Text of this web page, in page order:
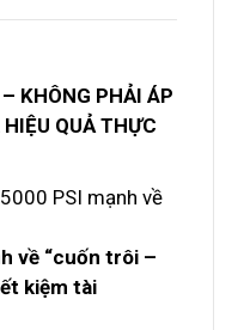
KHÔNG PHẢI ÁP
QUẢ THỰC
PSI mạnh về
về “cuốn trôi –
kiệm tài